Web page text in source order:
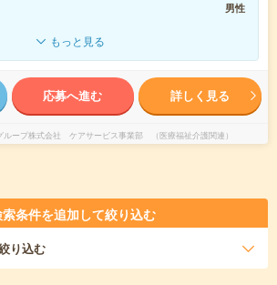
男性
もっと見る
応募へ進む 詳しく見る
ループ株式会社 ケアサービス事業部 （医療福祉介護関連）
条件を追加して絞り込む
り込む